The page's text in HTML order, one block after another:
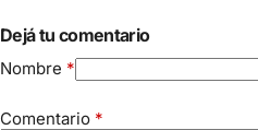
Dejá tu comentario
Nombre *
Comentario *